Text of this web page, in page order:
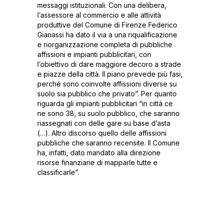
messaggi istituzionali. Con una delibera,
l’assessore al commercio e alle attività
produttive del Comune di Firenze Federico
Gianassi ha dato il via a una riqualificazione
e riorganizzazione completa di pubbliche
affissioni e impianti pubblicitari, con
l’obiettivo di dare maggiore decoro a strade
e piazze della città. Il piano prevede più fasi,
perché sono coinvolte affissioni diverse su
suolo sia pubblico che privato”. Per quanto
riguarda gli impianti pubblicitari “in città ce
ne sono 38, su suolo pubblico, che saranno
riassegnati con delle gare su base d’asta
(…). Altro discorso quello delle affissioni
pubbliche che saranno recensite. Il Comune
ha, infatti, dato mandato alla direzione
risorse finanziarie di mapparle tutte e
classificarle”.